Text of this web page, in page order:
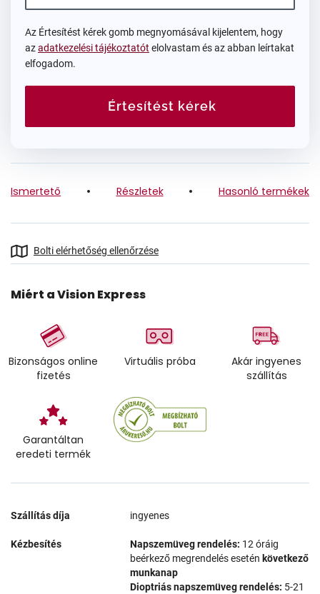
Az Értesítést kérek gomb megnyomásával kijelentem, hogy
azadatkezelési tájékoztatót elolvastam és az abban leírtakat
elfogadom.
Értesítést kérek
Ismertető Részletek Hasonló termékek
Bolti elérhetőség ellenőrzése
Miért a Vision Express
Bizonságos online
fizetés
Virtuális próba
Akár ingyenes
szállítás
Garantáltan
eredeti termék
Szállítás díja ingyenes
Kézbesítés Napszemüveg rendelés: 12 óráig
beérkező megrendelés esetén következő
munkanap
Dioptriás napszemüveg rendelés: 5-21